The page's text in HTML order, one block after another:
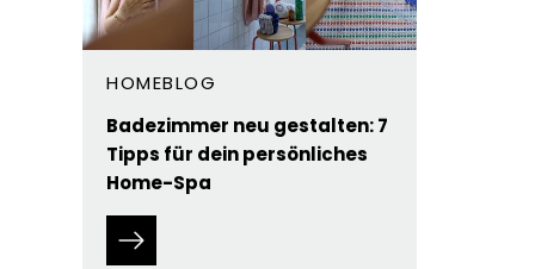
HOMEBLOG
Badezimmer neu gestalten: 7
Tipps für dein persönliches
Home-Spa